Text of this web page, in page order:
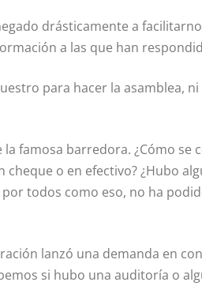
drásticamente a
a las que han
para hacer la asamblea,
famosa barredora. ¿Cómo se
cheque o en efectivo? ¿Hubo
todos como eso, no ha
lanzó una demanda en
si hubo una auditoría o